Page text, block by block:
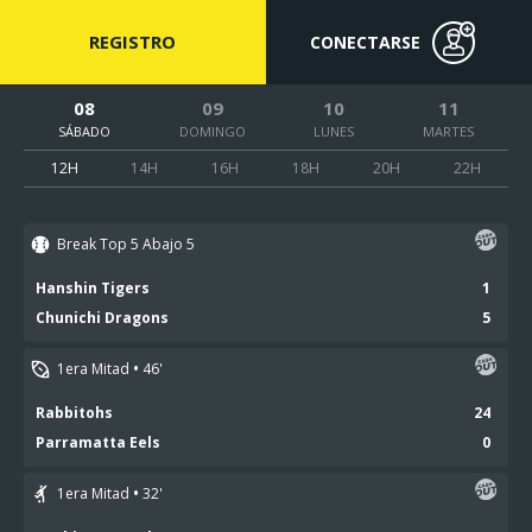
REGISTRO CONECTARSE
08
SÁBADO
09
DOMINGO
10
LUNES
11
MARTES
12H 14H 16H 18H 20H 22H
Break Top 5 Abajo 5
Hanshin Tigers
1
Chunichi Dragons
5
1era Mitad 46'
Rabbitohs
24
Parramatta Eels
0
1era Mitad 32'